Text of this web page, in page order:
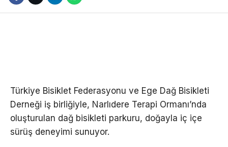
Türkiye Bisiklet Federasyonu ve Ege Dağ Bisikleti
Derneği iş birliğiyle, Narlıdere Terapi Ormanı’nda
oluşturulan dağ bisikleti parkuru, doğayla iç içe
sürüş deneyimi sunuyor.